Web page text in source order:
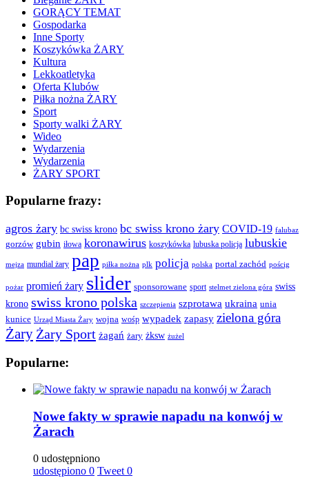
GORĄCY TEMAT
Gospodarka
Inne Sporty
Koszykówka ŻARY
Kultura
Lekkoatletyka
Oferta Klubów
Piłka nożna ŻARY
Sport
Sporty walki ŻARY
Wideo
Wydarzenia
Wydarzenia
ŻARY SPORT
Popularne frazy:
agros żary bc swiss krono bc swiss krono żary COVID-19 falubaz
gorzów gubin iłowa koronawirus koszykówka lubuska policja lubuskie
mejza mundial żary pap piłka nożna plk policja polska portal zachód pościg
pożar promień żary slider sponsorowane sport stelmet zielona góra swiss
krono swiss krono polska szczepienia szprotawa ukraina unia
kunice Urząd Miasta Żary wojna wośp wypadek zapasy zielona góra
Żary Żary Sport żagań żary żksw żużel
Popularne:
Nowe fakty w sprawie napadu na konwój w
Żarach
0 udostępniono
udostępiono 0 Tweet 0